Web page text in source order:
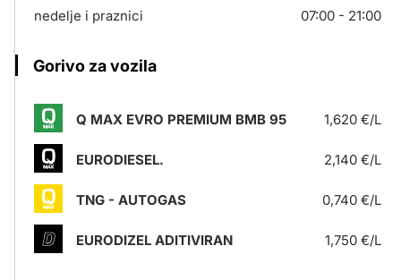
nedelje i praznici
07:00 - 21:00
Gorivo za vozila
Q MAX EVRO PREMIUM BMB 95 1,620 €/L
EURODIESEL. 2,140 €/L
TNG - AUTOGAS 0,740 €/L
EURODIZEL ADITIVIRAN 1,750 €/L